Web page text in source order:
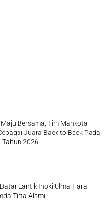
Bersama, Tim Mahkota
Juara Back to Back Pada
Tahun 2026
Lantik Inoki Ulma Tiara
Tirta Alami